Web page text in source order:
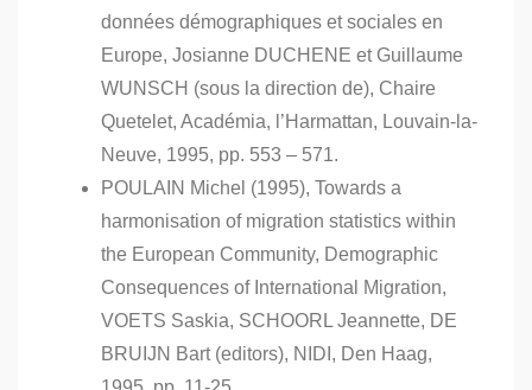
données démographiques et sociales en
Europe, Josianne DUCHENE et Guillaume
WUNSCH (sous la direction de), Chaire
Quetelet, Académia, l’Harmattan, Louvain-la-
Neuve, 1995, pp. 553 – 571.
POULAIN Michel (1995), Towards a
harmonisation of migration statistics within
the European Community, Demographic
Consequences of International Migration,
VOETS Saskia, SCHOORL Jeannette, DE
BRUIJN Bart (editors), NIDI, Den Haag,